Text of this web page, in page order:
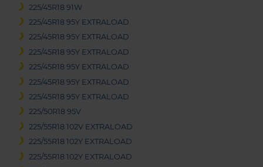
225/45R18 91W
225/45R18 95Y EXTRALOAD
225/45R18 95Y EXTRALOAD
225/45R18 95Y EXTRALOAD
225/45R18 95Y EXTRALOAD
225/45R18 95Y EXTRALOAD
225/45R18 95Y EXTRALOAD
225/50R18 95V
225/55R18 102V EXTRALOAD
225/55R18 102Y EXTRALOAD
225/55R18 102Y EXTRALOAD